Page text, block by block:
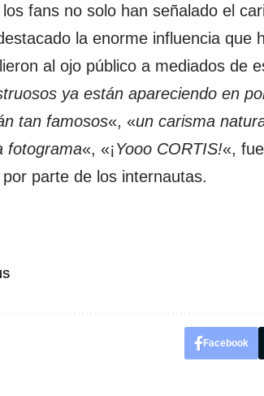
fans no solo han señalado el
la enorme influencia que
al ojo público a mediados de
ya están apareciendo en
tan famosos«, «un carisma
fotograma«, «¡Yooo CORTIS!«,
por parte de los internautas.
Facebook